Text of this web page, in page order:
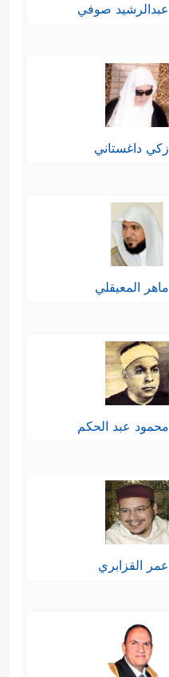
عبدالرشيد صوفي
زكي داغستاني
ماهر المعيقلي
محمود عبد الحكم
عمر القزابري